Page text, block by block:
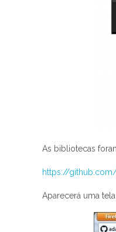
As bibliotecas
https://
Aparecerá uma